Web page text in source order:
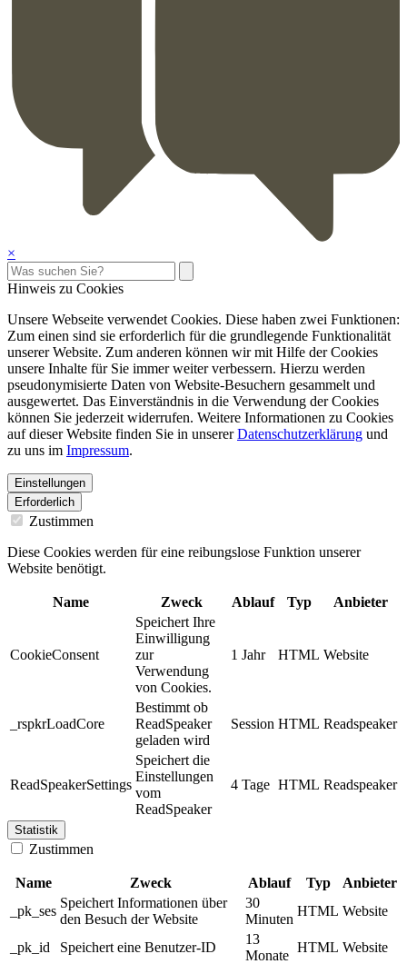
×
Hinweis zu Cookies
Unsere Webseite verwendet Cookies. Diese haben zwei Funktionen:
Zum einen sind sie erforderlich für die grundlegende Funktionalität
unserer Website. Zum anderen können wir mit Hilfe der Cookies
unsere Inhalte für Sie immer weiter verbessern. Hierzu werden
pseudonymisierte Daten von Website-Besuchern gesammelt und
ausgewertet. Das Einverständnis in die Verwendung der Cookies
können Sie jederzeit widerrufen. Weitere Informationen zu Cookies
auf dieser Website finden Sie in unsererDatenschutzerklärung und
zu uns im Impressum.
Einstellungen
Erforderlich
Zustimmen
Diese Cookies werden für eine reibungslose Funktion unserer
Website benötigt.
Name Zweck Ablauf Typ Anbieter
CookieConsent
Speichert Ihre
Einwilligung
zur
Verwendung
von Cookies.
1 Jahr HTML Website
_rspkrLoadCore
Bestimmt ob
ReadSpeaker
geladen wird
Session HTML Readspeaker
ReadSpeakerSettings
Speichert die
Einstellungen
vom
ReadSpeaker
4 Tage HTML Readspeaker
Statistik
Zustimmen
Name Zweck Ablauf Typ
Anbieter
_pk_ses
Speichert Informationen über
den Besuch der Website
30
Minuten
HTML Website
_pk_id Speichert eine Benutzer-ID
13
Monate
HTML Website